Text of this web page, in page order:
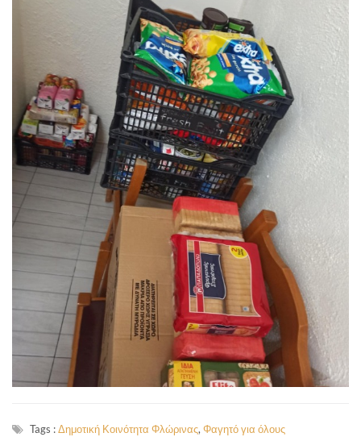
Tags :Δημοτική Κοινότητα Φλώρινας, Φαγητό για όλους